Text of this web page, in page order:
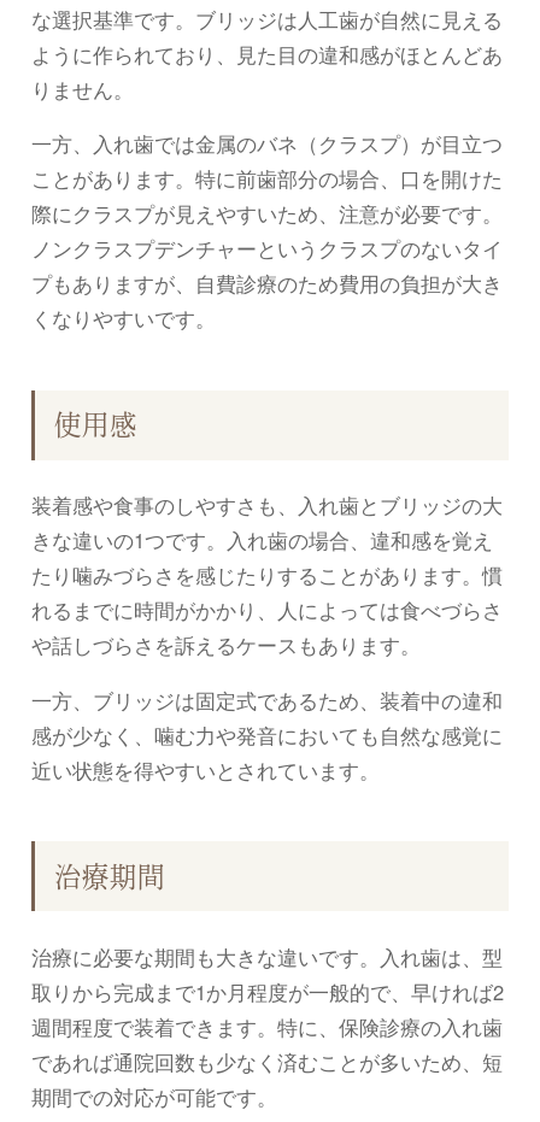
な選択基準です。ブリッジは人工歯が自然に見える
ように作られており、見た目の違和感がほとんどあ
りません。
一方、入れ歯では金属のバネ（クラスプ）が目立つ
ことがあります。特に前歯部分の場合、口を開けた
際にクラスプが見えやすいため、注意が必要です。
ノンクラスプデンチャーというクラスプのないタイ
プもありますが、自費診療のため費用の負担が大き
くなりやすいです。
使用感
装着感や食事のしやすさも、入れ歯とブリッジの大
きな違いの1つです。入れ歯の場合、違和感を覚え
たり噛みづらさを感じたりすることがあります。慣
れるまでに時間がかかり、人によっては食べづらさ
や話しづらさを訴えるケースもあります。
一方、ブリッジは固定式であるため、装着中の違和
感が少なく、噛む力や発音においても自然な感覚に
近い状態を得やすいとされています。
治療期間
治療に必要な期間も大きな違いです。入れ歯は、型
取りから完成まで1か月程度が一般的で、早ければ2
週間程度で装着できます。特に、保険診療の入れ歯
であれば通院回数も少なく済むことが多いため、短
期間での対応が可能です。